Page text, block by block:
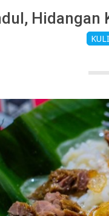
Hidangan